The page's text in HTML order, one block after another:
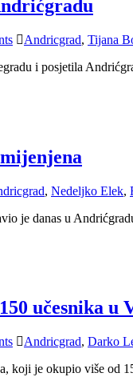
Andricgrad, Tijana
i posjetila
, Nedeljko Elek,
je danas u
učesnika u
Andricgrad, Darko
koji je okupio više od